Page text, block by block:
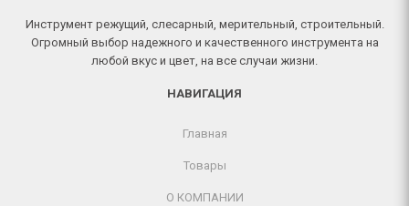
Инструмент режущий, слесарный, мерительный, строительный.
Огромный выбор надежного и качественного инструмента на
любой вкус и цвет, на все случаи жизни.
НАВИГАЦИЯ
Главная
Товары
О КОМПАНИИ